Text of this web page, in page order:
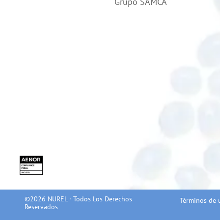
©2026 NUREL · Todos Los Derechos
Reservados
Términos de